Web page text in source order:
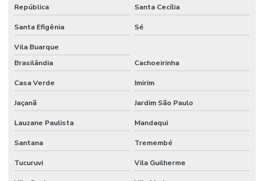
República Santa Cecília
Santa Efigênia Sé
Vila Buarque
Brasilândia
Cachoeirinha
Casa Verde Imirim
Jaçanã Jardim São Paulo
Lauzane Paulista Mandaqui
Santana Tremembé
Tucuruvi Vila Guilherme